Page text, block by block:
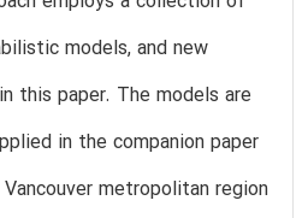
models, and new
this paper. The models are
in the companion paper
metropolitan region